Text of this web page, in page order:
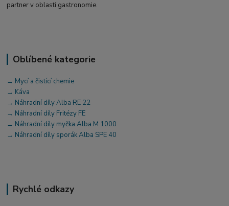
partner v oblasti gastronomie.
Oblíbené kategorie
→ Mycí a čistící chemie
→ Káva
→ Náhradní díly Alba RE 22
→ Náhradní díly Fritézy FE
→ Náhradní díly myčka Alba M 1000
→ Náhradní díly sporák Alba SPE 40
Rychlé odkazy